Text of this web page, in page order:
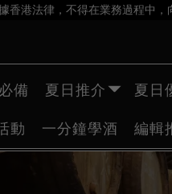
香港法律，不得在業務過程中
備 夏日推介 夏日
動 一分鐘學酒 編輯